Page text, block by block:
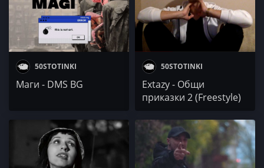
50STOTINKI
Маги - DMS BG
50STOTINKI
Extazy - Общи
приказки 2 (Freestyle)